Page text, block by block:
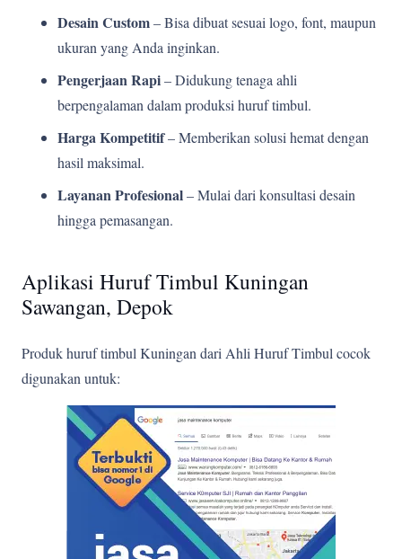
Desain Custom– Bisa dibuat sesuai logo, font, maupun
ukuran yang Anda inginkan.
Pengerjaan Rapi– Didukung tenaga ahli
berpengalaman dalam produksi huruf timbul.
Harga Kompetitif– Memberikan solusi hemat dengan
hasil maksimal.
Layanan Profesional– Mulai dari konsultasi desain
hingga pemasangan.
Aplikasi Huruf Timbul Kuningan
Sawangan, Depok
Produk huruf timbul Kuningan dari Ahli Huruf Timbul cocok
digunakan untuk: